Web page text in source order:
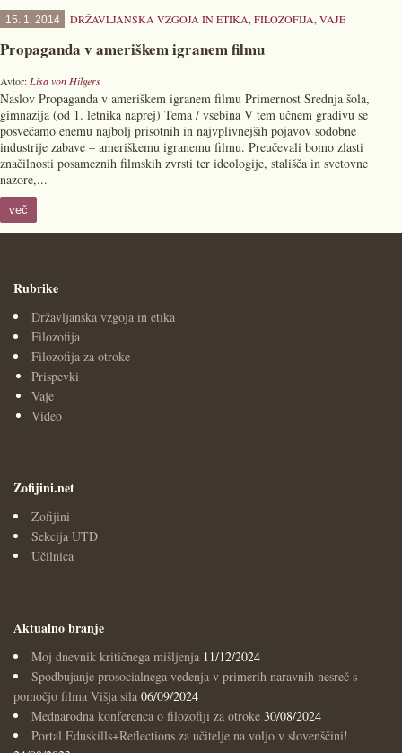
15. 1. 2014 DRŽAVLJANSKA VZGOJA IN ETIKA, FILOZOFIJA, VAJE
Propaganda v ameriškem igranem filmu
Avtor: Lisa von Hilgers
Naslov Propaganda v ameriškem igranem filmu Primernost Srednja šola,
gimnazija (od 1. letnika naprej) Tema / vsebina V tem učnem gradivu se
posvečamo enemu najbolj prisotnih in najvplivnejših pojavov sodobne
industrije zabave – ameriškemu igranemu filmu. Preučevali bomo zlasti
značilnosti posameznih filmskih zvrsti ter ideologije, stališča in svetovne
nazore,...
več
Rubrike
Državljanska vzgoja in etika
Filozofija
Filozofija za otroke
Prispevki
Vaje
Video
Zofijini.net
Zofijini
Sekcija UTD
Učilnica
Aktualno branje
Moj dnevnik kritičnega mišljenja 11/12/2024
Spodbujanje prosocialnega vedenja v primerih naravnih nesreč s
pomočjo filma Višja sila 06/09/2024
Mednarodna konferenca o filozofiji za otroke 30/08/2024
Portal Eduskills+Reflections za učitelje na voljo v slovenščini!